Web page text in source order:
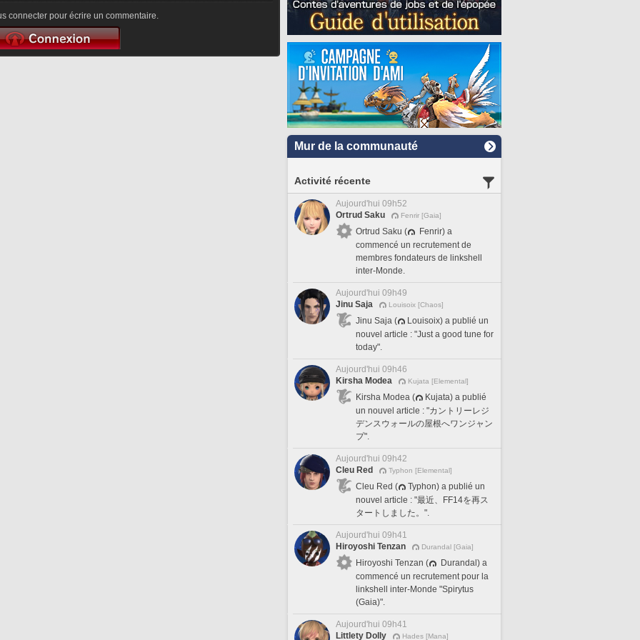
connecter pour écrire un commentaire.
Mur de la communauté
Activité récente
Aujourd'hui 09h52
Ortrud Saku
Fenrir [Gaia]
Ortrud Saku (
Fenrir) a
commencé un recrutement de
membres fondateurs de linkshell
inter-Monde.
Aujourd'hui 09h49
Jinu Saja
Louisoix [Chaos]
Jinu Saja (
Louisoix) a publié un
nouvel article : "Just a good tune for
today".
Aujourd'hui 09h46
Kirsha Modea
Kujata [Elemental]
Kirsha Modea (
Kujata) a publié
un nouvel article : "カントリーレジ
デンスウォールの屋根へワンジャン
プ".
Aujourd'hui 09h42
Cleu Red
Typhon [Elemental]
Cleu Red (
Typhon) a publié un
nouvel article : "最近、FF14を再ス
タートしました。".
Aujourd'hui 09h41
Hiroyoshi Tenzan
Durandal [Gaia]
Hiroyoshi Tenzan (
Durandal) a
commencé un recrutement pour la
linkshell inter-Monde "Spirytus
(Gaia)".
Aujourd'hui 09h41
Littlety Dolly
Hades [Mana]